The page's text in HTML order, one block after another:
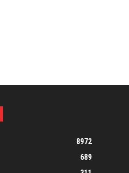
8972
689